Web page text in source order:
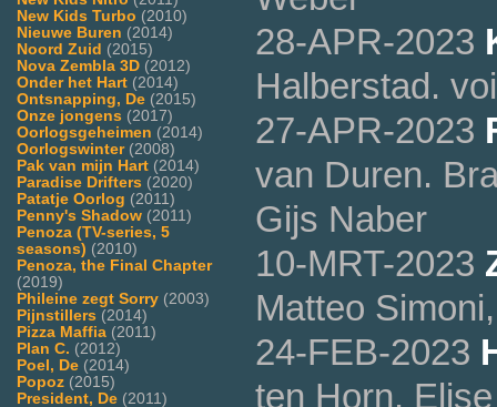
New Kids Turbo (2010)
Nieuwe Buren (2014)
Noord Zuid (2015)
Nova Zembla 3D (2012)
Onder het Hart (2014)
Ontsnapping, De (2015)
Onze jongens (2017)
Oorlogsgeheimen (2014)
Oorlogswinter(2008)
Pak van mijn Hart (2014)
Paradise Drifters (2020)
Patatje Oorlog (2011)
Penny's Shadow (2011)
Penoza (TV-series, 5
seasons) (2010)
Penoza, the Final Chapter
(2019)
Phileine zegt Sorry (2003)
Pijnstillers (2014)
Pizza Maffia (2011)
Plan C. (2012)
Poel, De (2014)
Popoz (2015)
President, De (2011)
28-APR-2023
Halberstad.
27-APR-2023
van Duren.
Gijs Naber
10-MRT-2023
Matteo
24-FEB-2023
ten Horn.